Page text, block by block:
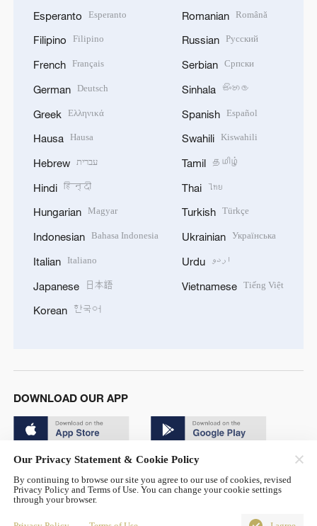
Esperanto Esperanto
Filipino Filipino
French Français
German Deutsch
Greek Ελληνικά
Hausa Hausa
Hebrew עברית
Hindi हिन्दी
Hungarian Magyar
Indonesian Bahasa Indonesia
Italian Italiano
Japanese 日本語
Korean 한국어
Romanian Română
Russian Русский
Serbian Српски
Sinhala සිංහල
Spanish Español
Swahili Kiswahili
Tamil தமிழ்
Thai ไทย
Turkish Türkçe
Ukrainian Українська
Urdu اردو
Vietnamese Tiếng Việt
DOWNLOAD OUR APP
© China Radio International.CRI. All Rights Reserved. 16A
Our Privacy Statement & Cookie Policy
By continuing to browse our site you agree to our use of cookies, revised
Privacy Policy and Terms of Use. You can change your cookie settings
through your browser.